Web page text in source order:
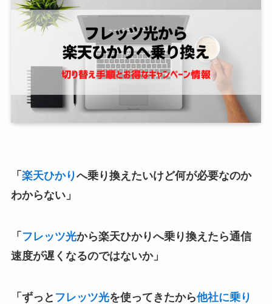
「 楽天ひかりへ乗り換えたいけど何が必要なのか
わからない」
「 フレッツ光から楽天ひかりへ乗り換えたら通信
速度が遅くなるのではないか」
「ずっと フレッツ光を使ってきたから他社に乗り